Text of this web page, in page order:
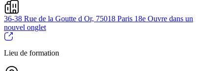
36-38 Rue de la Goutte d Or, 75018 Paris 18e Ouvre dans un
nouvel onglet
Lieu de formation